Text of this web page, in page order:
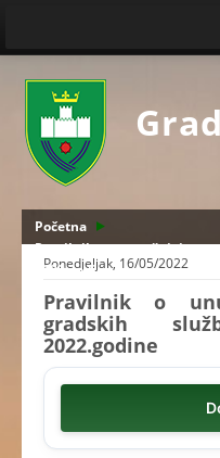
Početna
Pravilnik o unutrašnjoj
2022.godine
Ponedjeljak, 16/05/2022
Pravilnik o
gradskih
2022.godine